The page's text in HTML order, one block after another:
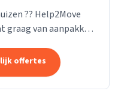
?? Help2Move
graag van aanpakken
offertes